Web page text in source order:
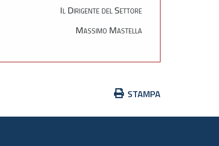
Il Dirigente del Settore
Massimo Mastella
Azioni
documento
STAMPA